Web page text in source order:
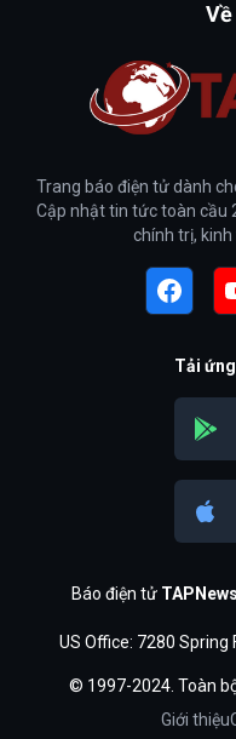
Trang báo điện tử dành
Cập nhật tin tức toàn cầu
chính trị, kinh
Tải
Báo điện tử TAPNews
US Office: 7280 Spring
© 1997-2024. Toàn
Giới thiệu